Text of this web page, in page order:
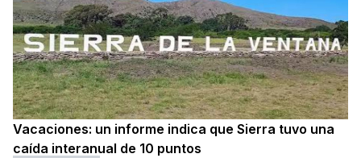
Vacaciones: un informe indica que Sierra tuvo una
caída interanual de 10 puntos